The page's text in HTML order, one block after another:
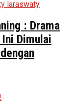
: Drama
Dimulai